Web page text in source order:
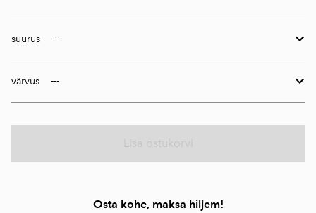
suurus
värvus
Osta kohe, maksa hiljem!